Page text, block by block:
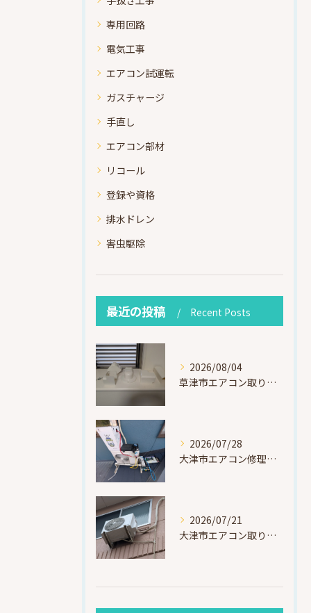
専用回路
電気工事
エアコン試運転
ガスチャージ
手直し
エアコン部材
リコール
登録や資格
排水ドレン
害虫駆除
最近の投稿 Recent Posts
2026/08/04
草津市エアコン取り付け｜お客様取り外し済・化粧カバー再利用（ダイキン S225ATES・アウルコート草津）
2026/07/28
大津市エアコン修理｜冷媒漏れを特定！高所作業で東芝RAS-F221ARTを修理・ガスチャージ
2026/07/21
大津市エアコン取り付け｜他社で断られたマンション3階の壁面アングル高所作業（ハイセンス HA-J22H-W・プレジーオビワコ）